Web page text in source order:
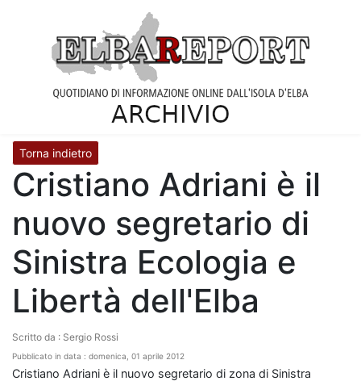
Torna indietro
Cristiano Adriani è il
nuovo segretario di
Sinistra Ecologia e
Libertà dell'Elba
Scritto da : Sergio Rossi
Pubblicato in data : domenica, 01 aprile 2012
Cristiano Adriani è il nuovo segretario di zona di Sinistra